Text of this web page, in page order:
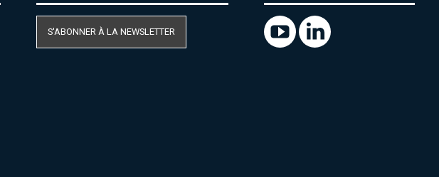
S'ABONNER À LA NEWSLETTER